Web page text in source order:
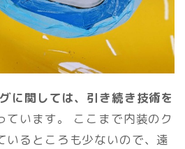
に関しては、引き続き技術を
ています。 ここまで内装のク
いるところも少ないので、遠